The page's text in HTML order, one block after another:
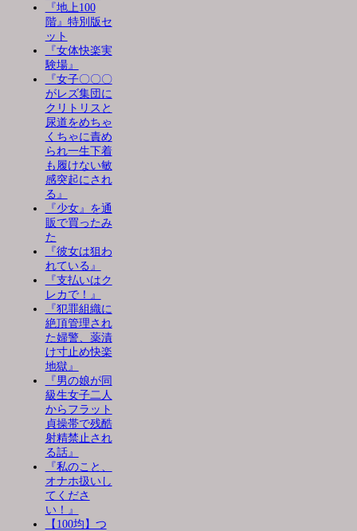
『地上100
階』特別版セ
ット
『女体快楽実
験場』
『女子〇〇〇
がレズ集団に
クリトリスと
尿道をめちゃ
くちゃに責め
られ一生下着
も履けない敏
感突起にされ
る』
『少女』を通
販で買ったみ
た
『彼女は狙わ
れている』
『支払いはク
レカで！』
『犯罪組織に
絶頂管理され
た婦警、薬漬
け寸止め快楽
地獄』
『男の娘が同
級生女子二人
からフラット
貞操帯で残酷
射精禁止され
る話』
『私のこと、
オナホ扱いし
てくださ
い！』
【100均】つ